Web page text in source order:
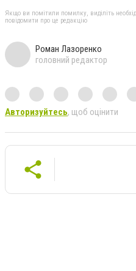
Якщо ви помітили помилку, виділіть
повідомити про це редакцію
Роман Лазоренко
головний редактор
Авторизуйтесь, щоб оцінити